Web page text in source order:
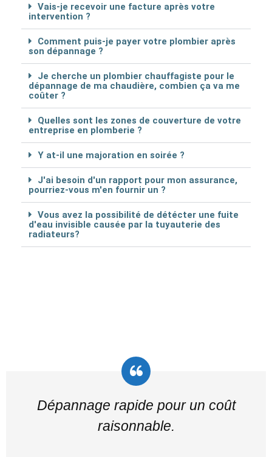
Vais-je recevoir une facture après votre
intervention ?
Comment puis-je payer votre plombier après
son dépannage ?
Je cherche un plombier chauffagiste pour le
dépannage de ma chaudière, combien ça va me
coûter ?
Quelles sont les zones de couverture de votre
entreprise en plomberie ?
Y at-il une majoration en soirée ?
J'ai besoin d'un rapport pour mon assurance,
pourriez-vous m'en fournir un ?
Vous avez la possibilité de détécter une fuite
d'eau invisible causée par la tuyauterie des
radiateurs?
Dépannage rapide pour un coût
raisonnable.